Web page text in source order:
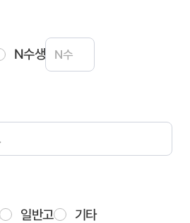
N수생
일반고 기타